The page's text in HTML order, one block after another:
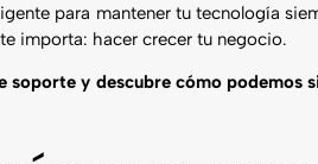
para mantener tu tecnología
importa: hacer crecer tu negocio.
soporte y descubre cómo podemos